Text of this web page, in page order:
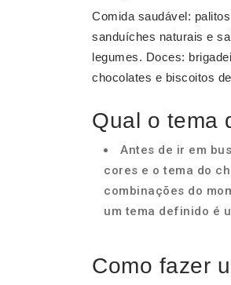
Comida saudável:
sanduíches naturais e
legumes. Doces:
chocolates e biscoitos
Qual o tema
Antes de ir em
cores e o tema do
combinações do
um tema definido é
Como fazer